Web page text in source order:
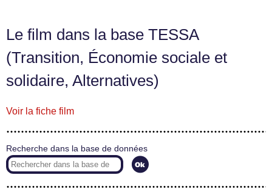
Le film dans la base TESSA
(Transition, Économie sociale et
solidaire, Alternatives)
Voir la fiche film
Recherche dans la base de données